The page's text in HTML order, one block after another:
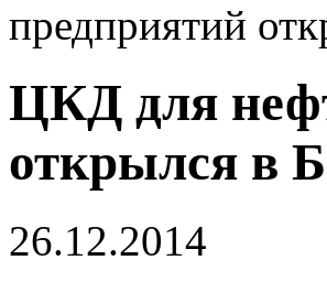
предприятий
ЦКД для
открылся в
26.12.2014